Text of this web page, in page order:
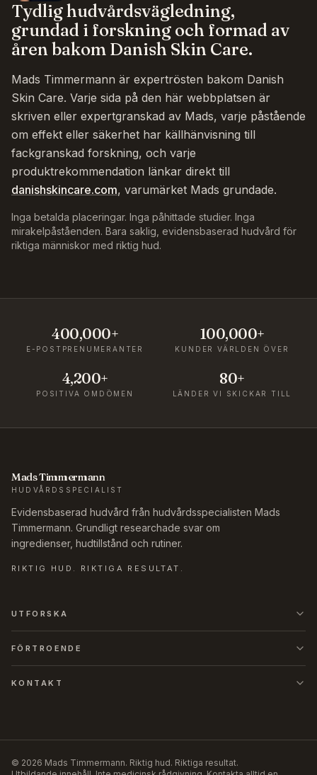
Tydlig hudvårdsvägledning,
grundad i forskning och formad av
åren bakom Danish Skin Care.
Mads Timmermann är expertrösten bakom Danish
Skin Care. Varje sida på den här webbplatsen är
skriven eller expertgranskad av Mads, varje påstående
om effekt eller säkerhet har källhänvisning till
fackgranskad forskning, och varje
produktrekommendation länkar direkt till
danishskincare.com, varumärket Mads grundade.
Inga betalda placeringar. Inga påhittade studier. Inga
mirakelpåståenden. Bara saklig, evidensbaserad hudvård för
riktiga människor med riktig hud.
400,000+
E-POSTPRENUMERANTER
100,000+
KUNDER VÄRLDEN ÖVER
4,200+
POSITIVA OMDÖMEN
80+
LÄNDER VI SKICKAR TILL
Mads Timmermann
HUDVÅRDSSPECIALIST
Evidensbaserad hudvård från hudvårdsspecialisten Mads
Timmermann. Grundligt researchade svar om
ingredienser, hudtillstånd och rutiner.
RIKTIG HUD. RIKTIGA RESULTAT.
UTFORSKA
FÖRTROENDE
KONTAKT
© 2026 Mads Timmermann. Riktig hud. Riktiga resultat.